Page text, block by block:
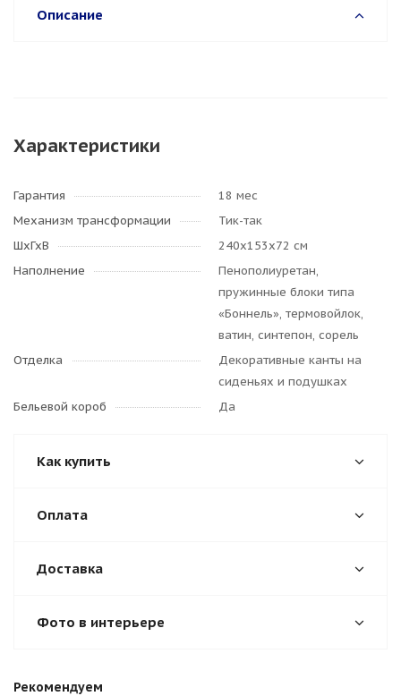
Описание
Характеристики
Гарантия
18 мес
Механизм трансформации
Тик-так
ШхГхВ
240х153х72 см
Наполнение
Пенополиуретан,
пружинные блоки типа
«Боннель», термовойлок,
ватин, синтепон, сорель
Отделка
Декоративные канты на
сиденьях и подушках
Бельевой короб
Да
Как купить
Оплата
Доставка
Фото в интерьере
Рекомендуем